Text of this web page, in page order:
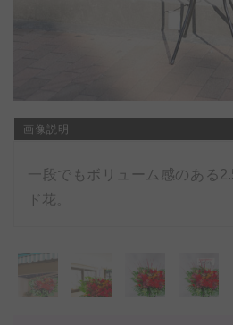
画像説明
一段でもボリューム感のある
ド花。